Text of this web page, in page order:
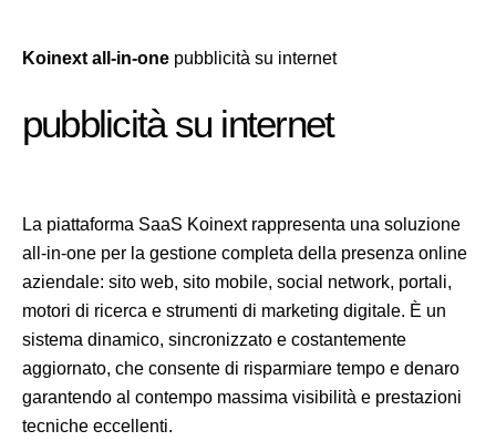
Koinext all-in-one pubblicità su internet
pubblicità su internet
La piattaforma SaaS Koinext rappresenta una soluzione
all-in-one per la gestione completa della presenza online
aziendale: sito web, sito mobile, social network, portali,
motori di ricerca e strumenti di marketing digitale. È un
sistema dinamico, sincronizzato e costantemente
aggiornato, che consente di risparmiare tempo e denaro
garantendo al contempo massima visibilità e prestazioni
tecniche eccellenti.